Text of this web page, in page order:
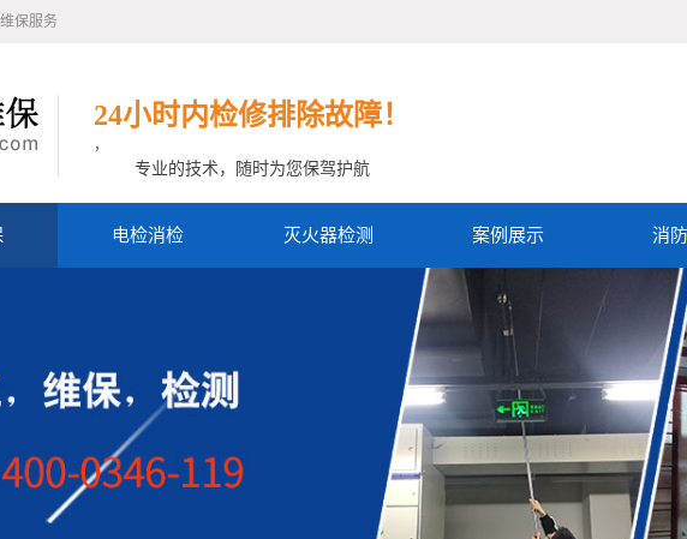
保服务
24小时内检修排除故障！
，
专业的技术，随时为您保驾护航
电检消检 灭火器检测 案例展示 消